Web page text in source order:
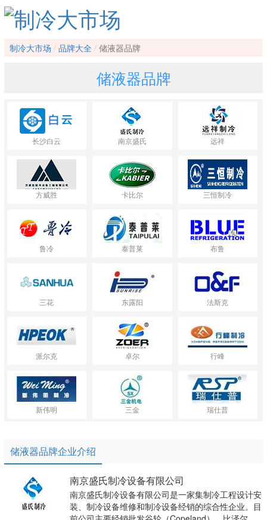
制冷大市场 品牌大全 储液器品牌
储液器品牌
长沙白云 南京盛氏 远祥
方威胜 卡比尔 三恒制冷
鲁冷 泰普莱 布鲁
三花 东露阳 法斯克
派尔克 卓尔 行峰
新伟明 三金 瑞仕普
储液器品牌企业介绍
南京盛氏制冷设备有限公司
南京盛氏制冷设备有限公司是一家集制冷工程设计安
装、制冷设备维修和制冷设备经销的综合性企业。目